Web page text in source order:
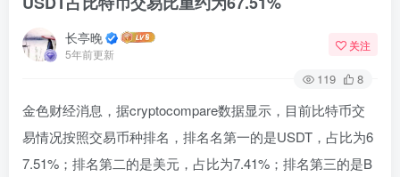
长亭晚
5年前更新
关注
119 8
金色财经消息，据cryptocompare数据显示，目前比特币交
易情况按照交易币种排名，排名名第一的是USDT，占比为6
7.51%；排名第二的是美元，占比为7.41%；排名第三的是B